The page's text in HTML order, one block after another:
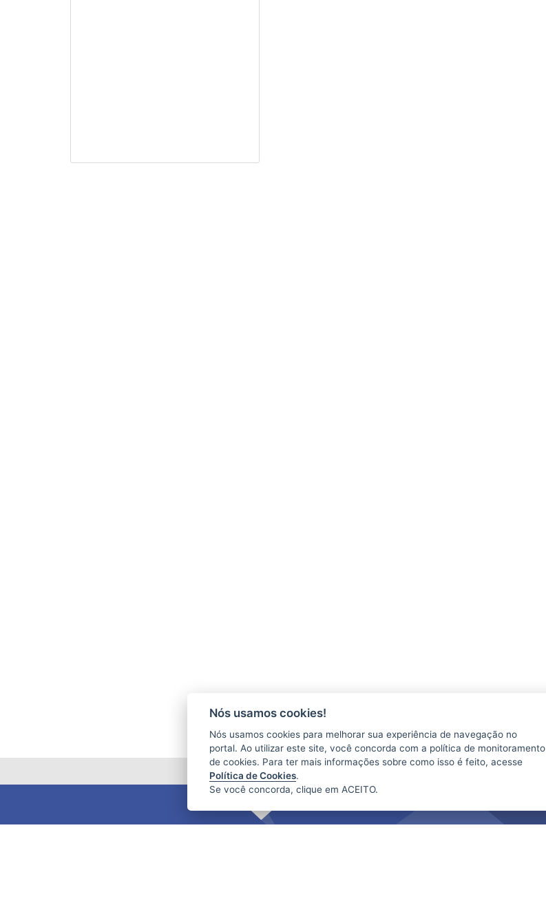
Nós usamos cookies!
Nós usamos cookies para melhorar sua experiência de navegação no
portal. Ao utilizar este site, você concorda com a política de monitoramento
de cookies. Para ter mais informações sobre como isso é feito, acesse
Política de Cookies.
Se você concorda, clique em ACEITO.